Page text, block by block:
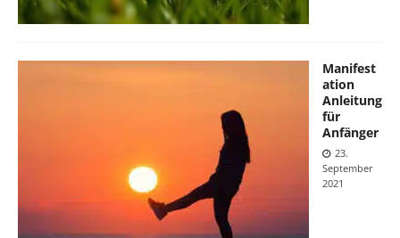
Manifest
ation
Anleitung
für
Anfänger
23.
September
2021